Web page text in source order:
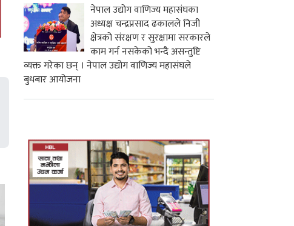
नेपाल उद्योग वाणिज्य महासंघका
अध्यक्ष चन्द्रप्रसाद ढकालले निजी
क्षेत्रको संरक्षण र सुरक्षामा सरकारले
काम गर्न नसकेको भन्दै असन्तुष्टि
व्यक्त गरेका छन् । नेपाल उद्योग वाणिज्य महासंघले
बुधबार आयोजना